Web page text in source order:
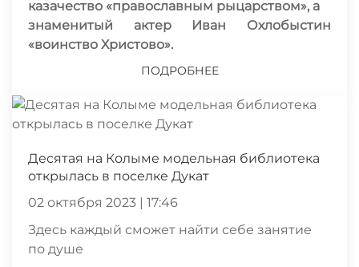
казачество «православным рыцарством», а
знаменитый актер Иван Охлобыстин
«воинство Христово».
ПОДРОБНЕЕ
Десятая на Колыме модельная библиотека
открылась в поселке Дукат
02 октября 2023 | 17:46
Здесь каждый сможет найти себе занятие
по душе